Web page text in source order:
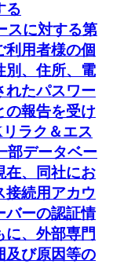
る
スに対する第
用者様の個
別、住所、電
れたパスワー
の報告を受け
ラク＆エス
部データベー
在、同社にお
接続用アカウ
バーの認証情
、外部専門
及び原因等の